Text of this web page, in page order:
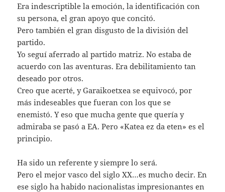
Era indescriptible la emoción, la identificación con
su persona, el gran apoyo que concitó.
Pero también el gran disgusto de la división del
partido.
Yo seguí aferrado al partido matriz. No estaba de
acuerdo con las aventuras. Era debilitamiento tan
deseado por otros.
Creo que acerté, y Garaikoetxea se equivocó, por
más indeseables que fueran con los que se
enemistó. Y eso que mucha gente que quería y
admiraba se pasó a EA. Pero «Katea ez da eten» es el
principio.
Ha sido un referente y siempre lo será.
Pero el mejor vasco del siglo XX…es mucho decir. En
ese siglo ha habido nacionalistas impresionantes en